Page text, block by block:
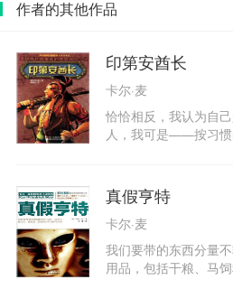
作者的其他作品
印第安酋长
卡尔·麦
恰恰相反，我认为自
人，我可是——按习
闷的环境、增长见识
驱使我远渡重洋来到
野心勃勃谋求发展的
多。我本可以在东部
我。我打零工，用挣
番，心中充满快乐和
真假亨特
卡尔·麦
我们要带的东西分量
用品，包括干粮、马